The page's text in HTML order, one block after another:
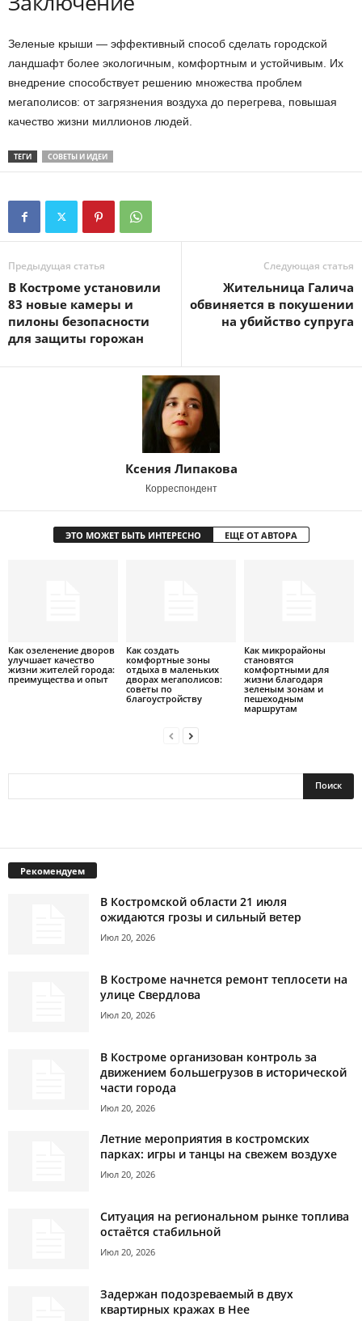
Зеленые крыши — эффективный способ сделать городской
ландшафт более экологичным, комфортным и устойчивым. Их
внедрение способствует решению множества проблем
мегаполисов: от загрязнения воздуха до перегрева, повышая
качество жизни миллионов людей.
ТЕГИ СОВЕТЫ И ИДЕИ
Предыдущая статья
В Костроме установили
83 новые камеры и
пилоны безопасности
для защиты горожан
Следующая статья
Жительница Галича
обвиняется в покушении
на убийство супруга
Ксения Липакова
Корреспондент
ЭТО МОЖЕТ БЫТЬ ИНТЕРЕСНО ЕЩЕ ОТ АВТОРА
Как озеленение дворов
улучшает качество
жизни жителей города:
преимущества и опыт
Как создать
комфортные зоны
отдыха в маленьких
дворах мегаполисов:
советы по
благоустройству
Как микрорайоны
становятся
комфортными для
жизни благодаря
зеленым зонам и
пешеходным
маршрутам
Рекомендуем
В Костромской области 21 июля
ожидаются грозы и сильный ветер
Июл 20, 2026
В Костроме начнется ремонт теплосети на
улице Свердлова
Июл 20, 2026
В Костроме организован контроль за
движением большегрузов в исторической
части города
Июл 20, 2026
Летние мероприятия в костромских
парках: игры и танцы на свежем воздухе
Июл 20, 2026
Ситуация на региональном рынке топлива
остаётся стабильной
Июл 20, 2026
Задержан подозреваемый в двух
квартирных кражах в Нее